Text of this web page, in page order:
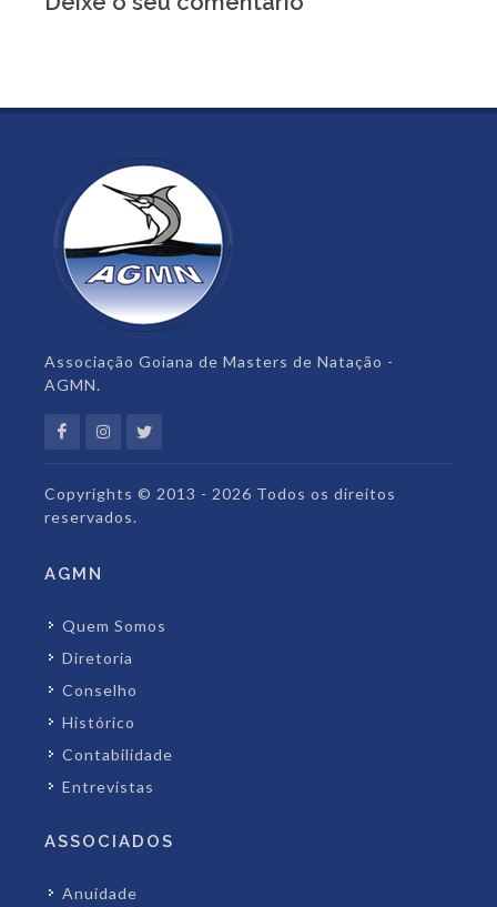
Associação Goiana de Masters de Natação -
AGMN.
Copyrights © 2013 - 2026 Todos os direitos
reservados.
AGMN
Quem Somos
Diretoria
Conselho
Histórico
Contabilidade
Entrevistas
ASSOCIADOS
Anuidade